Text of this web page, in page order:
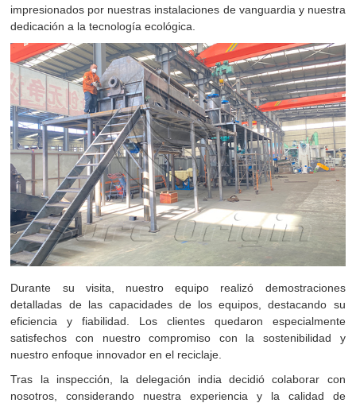
impresionados por nuestras instalaciones de vanguardia y nuestra
dedicación a la tecnología ecológica.
Durante su visita, nuestro equipo realizó demostraciones
detalladas de las capacidades de los equipos, destacando su
eficiencia y fiabilidad. Los clientes quedaron especialmente
satisfechos con nuestro compromiso con la sostenibilidad y
nuestro enfoque innovador en el reciclaje.
Tras la inspección, la delegación india decidió colaborar con
nosotros, considerando nuestra experiencia y la calidad de